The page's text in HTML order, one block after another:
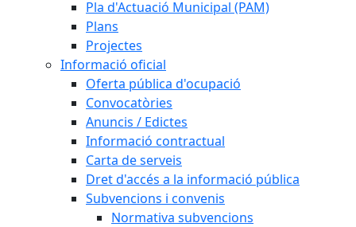
Pla d'Actuació Municipal (PAM)
Plans
Projectes
Informació oficial
Oferta pública d'ocupació
Convocatòries
Anuncis / Edictes
Informació contractual
Carta de serveis
Dret d'accés a la informació pública
Subvencions i convenis
Normativa subvencions